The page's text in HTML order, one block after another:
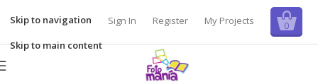
Sign In Register My Projects 0
Skip to navigation
Skip to main content